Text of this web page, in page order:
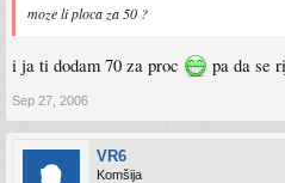
moze li ploca za 50 ?
i ja ti dodam 70 za proc pa da se
Sep 27, 2006
VR6
Komšija